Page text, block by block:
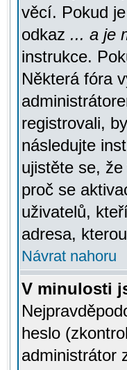
věcí. Pokud
odkaz ... a je
instrukce.
Některá fóra
registrovali,
následujte
ujistěte se,
proč se
uživatelů,
adresa,
Návrat nahoru
V minulosti
heslo
administrátor